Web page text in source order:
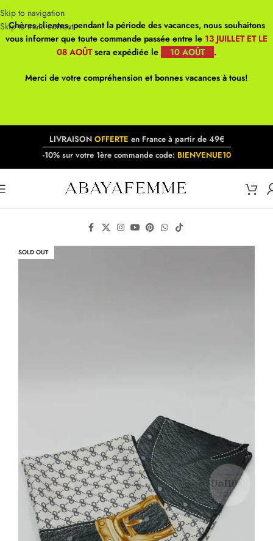
Skip to navigation
Skip to main content
Chères clientes, pendant la période des vacances, nous souhaitons
vous informer que toute commande passée entre le 13 JUILLET ET LE
08 AOÛTsera expédiée le 10 AOÛT .
Merci de votre compréhension et bonnes vacances à tous!
LIVRAISON OFFERTE en France à partir de 49€
-10% sur votre 1ère commande code: BIENVENUE10
SOLD OUT